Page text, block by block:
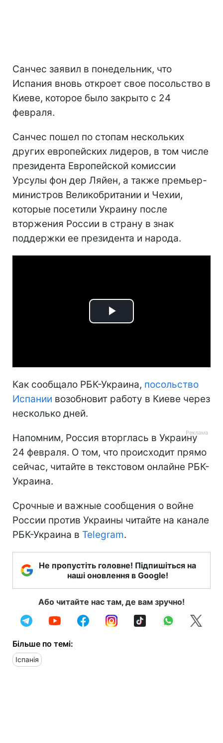
Санчес заявил в понедельник, что
Испания вновь откроет свое посольство в
Киеве, которое было закрыто с 24
февраля.
Санчес пошел по стопам нескольких
других европейских лидеров, в том числе
президента Европейской комиссии
Урсулы фон дер Ляйен, а также премьер-
министров Великобритании и Чехии,
которые посетили Украину после
вторжения России в страну в знак
поддержки ее президента и народа.
Play
Как сообщало РБК-Украина, посольство
Испании возобновит работу в Киеве через
несколько дней.
Напомним, Россия вторглась в Украину
24 февраля. О том, что происходит прямо
сейчас, читайте в текстовом онлайне РБК-
Украина.
Срочные и важные сообщения о войне
России против Украины читайте на канале
РБК-Украина в Telegram.
Не пропустіть головне! Підпишіться на
наші оновлення в Google!
Або читайте нас там, де вам зручно!
Більше по темі:
Іспанія